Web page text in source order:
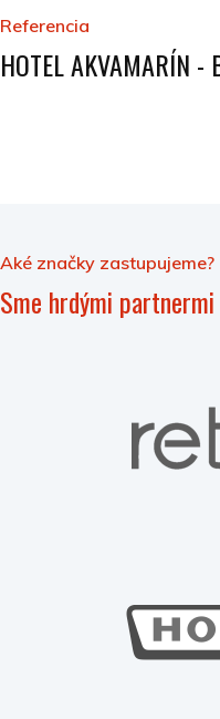
Referencia
HOTEL AKVAMARÍN -
Aké značky zastupujeme?
Sme hrdými